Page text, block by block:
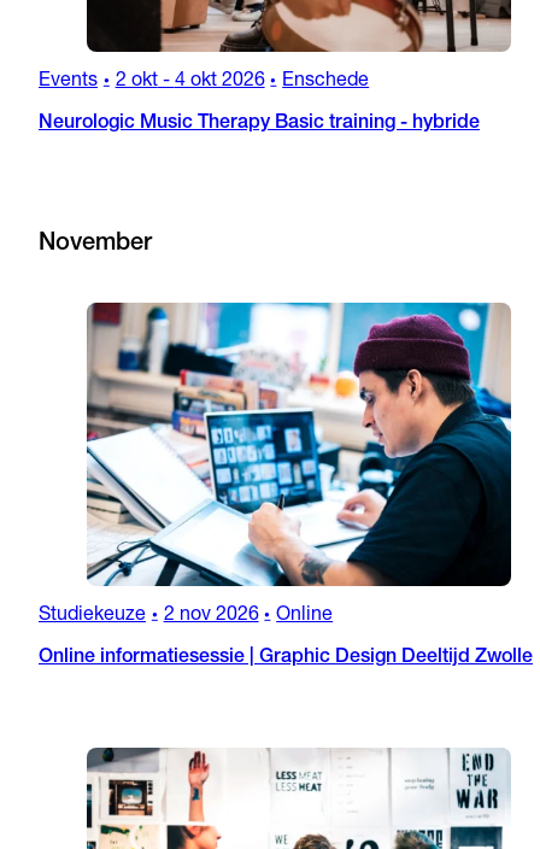
Events • 2 okt- 4 okt 2026 • Enschede
Neurologic Music Therapy Basic training - hybride
November
Studiekeuze • 2 nov 2026 • Online
Online informatiesessie | Graphic Design Deeltijd Zwolle